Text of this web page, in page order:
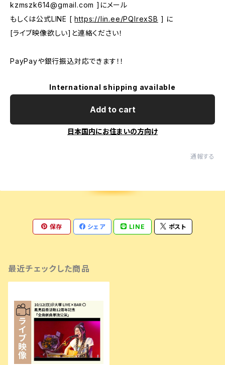
kzmszk614@gmail.com ]にメール
もしくは公式LINE [https://lin.ee/PQlrexSB ] に
[ライブ映像欲しい]と連絡ください！
PayPayや銀行振込対応できます！！
International shipping available
Add to cart
日本国内にお住まいの方向け
通報する
保存 シェア LINE ポスト
最近チェックした商品